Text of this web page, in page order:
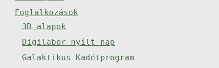
Foglalkozások
3D alapok
Digilabor nyílt nap
Galaktikus Kadétprogram